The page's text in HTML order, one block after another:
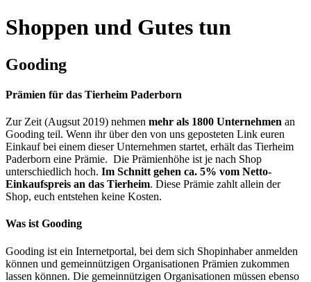
Shoppen und Gutes tun
Gooding
Prämien für das Tierheim Paderborn
Zur Zeit (Augsut 2019) nehmen mehr als 1800 Unternehmen an
Gooding teil. Wenn ihr über den von uns geposteten Link euren
Einkauf bei einem dieser Unternehmen startet, erhält das Tierheim
Paderborn eine Prämie. Die Prämienhöhe ist je nach Shop
unterschiedlich hoch. Im Schnitt gehen ca. 5% vom Netto-
Einkaufspreis an das Tierheim. Diese Prämie zahlt allein der
Shop, euch entstehen keine Kosten.
Was ist Gooding
Gooding ist ein Internetportal, bei dem sich Shopinhaber anmelden
können und gemeinnützigen Organisationen Prämien zukommen
lassen können. Die gemeinnützigen Organisationen müssen ebenso